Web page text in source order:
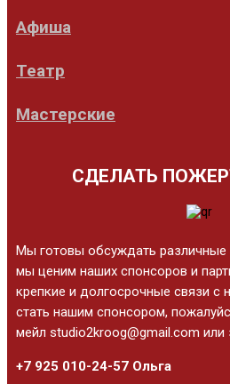
Афиша
Театр
Мастерские
СДЕЛАТЬ
Мы готовы обсуждать
мы ценим наших спонсоров и
крепкие и долгосрочные связи с
стать нашим спонсором,
мейл studio2kroog@gmail.com или
+7 925 010-24-57 Ольга